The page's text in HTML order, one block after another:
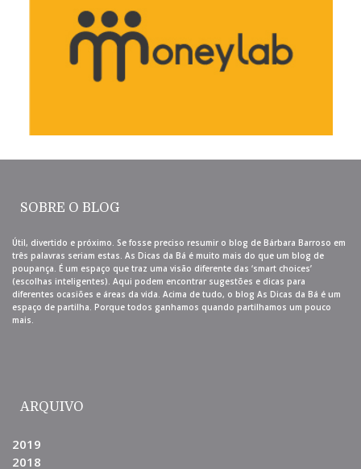
SOBRE O BLOG
Útil, divertido e próximo. Se fosse preciso resumir o blog de Bárbara Barroso em
três palavras seriam estas. As Dicas da Bá é muito mais do que um blog de
poupança. É um espaço que traz uma visão diferente das ‘smart choices’
(escolhas inteligentes). Aqui podem encontrar sugestões e dicas para
diferentes ocasiões e áreas da vida. Acima de tudo, o blog As Dicas da Bá é um
espaço de partilha. Porque todos ganhamos quando partilhamos um pouco
mais.
ARQUIVO
2019
2018